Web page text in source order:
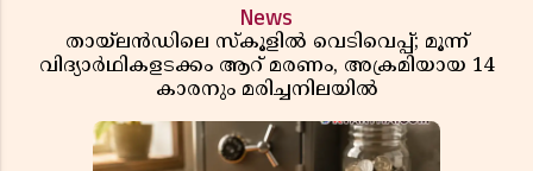
News
തായ്‌ലൻഡിലെ സ്‌കൂളിൽ വെടിവെപ്പ്; മൂന്ന്
വിദ്യാർഥികളടക്കം ആറ് മരണം, അക്രമിയായ 14
കാരനും മരിച്ചനിലയിൽ